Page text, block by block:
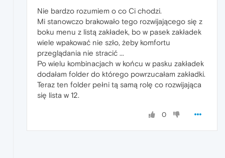
Nie bardzo rozumiem o co Ci chodzi.
Mi stanowczo brakowało tego rozwijającego się z
boku menu z listą zakładek, bo w pasek zakładek
wiele wpakować nie szło, żeby komfortu
przeglądania nie stracić ...
Po wielu kombinacjach w końcu w pasku zakładek
dodałam folder do którego powrzucałam zakładki.
Teraz ten folder pełni tą samą rolę co rozwijająca
się lista w 12.
0